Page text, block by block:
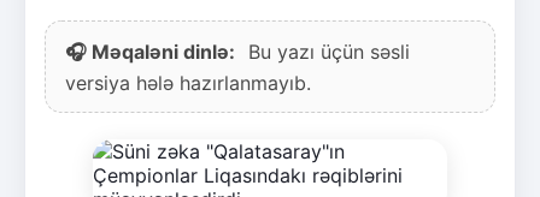
🎧 Məqaləni dinlə:
Bu yazı üçün səsli
versiya hələ hazırlanmayıb.